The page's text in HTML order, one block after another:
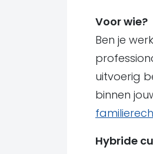
Voor wie?
Ben je
uitvoerig
binnen
Hybride